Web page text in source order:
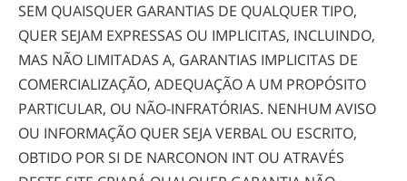
SEM QUAISQUER GARANTIAS DE QUALQUER TIPO,
QUER SEJAM EXPRESSAS OU IMPLICITAS, INCLUINDO,
MAS NÃO LIMITADAS A, GARANTIAS IMPLICITAS DE
COMERCIALIZAÇÃO, ADEQUAÇÃO A UM PROPÓSITO
PARTICULAR, OU NÃO-INFRATÓRIAS. NENHUM AVISO
OU INFORMAÇÃO QUER SEJA VERBAL OU ESCRITO,
OBTIDO POR SI DE NARCONON INT OU ATRAVÉS